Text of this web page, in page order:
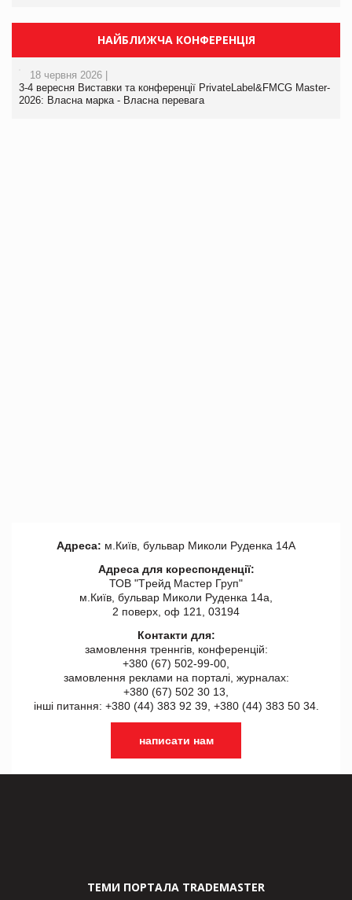
НАЙБЛИЖЧА КОНФЕРЕНЦІЯ
18 червня 2026 |
3-4 вересня Виставки та конференції PrivateLabel&FMCG Master-
2026: Власна марка - Власна перевага
Адреса: м.Київ, бульвар Миколи Руденка 14А
Адреса для кореспонденції:
ТОВ "Tрейд Мастер Груп"
м.Київ, бульвар Миколи Руденка 14а,
2 поверх, оф 121, 03194
Контакти для:
замовлення треннгів, конференцій:
+380 (67) 502-99-00,
замовлення реклами на порталі, журналах:
+380 (67) 502 30 13,
інші питання: +380 (44) 383 92 39, +380 (44) 383 50 34.
написати нам
ТЕМИ ПОРТАЛА TRADEMASTER